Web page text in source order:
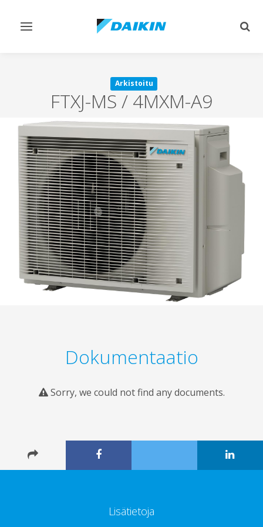
Vaihda
Arkistoitu
FTXJ-MS / 4MXM-A9
Dokumentaatio
Sorry, we could not find any documents.
Lisätietoja